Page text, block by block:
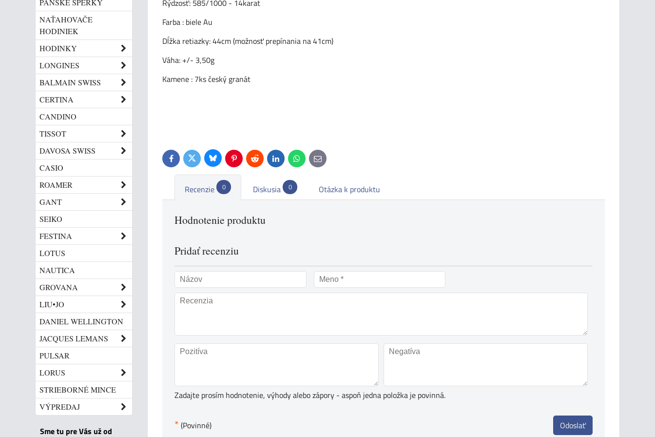
Rýdzosť: 585/1000 - 14karat
Farba : biele Au
Dĺžka retiazky: 44cm (možnosť prepínania na 41cm)
Váha: +/- 3,50g
Kamene : 7ks český granát
FacebookTwitterBlueskyPinterestReddit LinkedInWhatsApp
E-
mail
Recenzie 0 Diskusia 0 Otázka k produktu
Hodnotenie produktu
Pridať recenziu
Zadajte prosím hodnotenie, výhody alebo zápory - aspoň jedna položka je povinná.
* (Povinné) Odoslať
PÁNSKE ŠPERKY
NAŤAHOVAČE
HODINIEK
HODINKY
LONGINES
BALMAIN SWISS
CERTINA
CANDINO
TISSOT
DAVOSA SWISS
CASIO
ROAMER
GANT
SEIKO
FESTINA
LOTUS
NAUTICA
GROVANA
LIU•JO
DANIEL WELLINGTON
JACQUES LEMANS
PULSAR
LORUS
STRIEBORNÉ MINCE
VÝPREDAJ
Sme tu pre Vás už od